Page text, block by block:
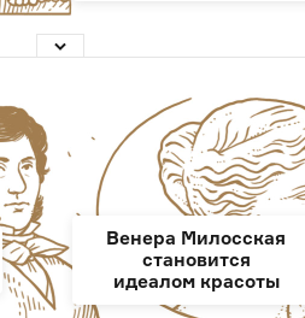
Венера Милосская
становится
идеалом красоты